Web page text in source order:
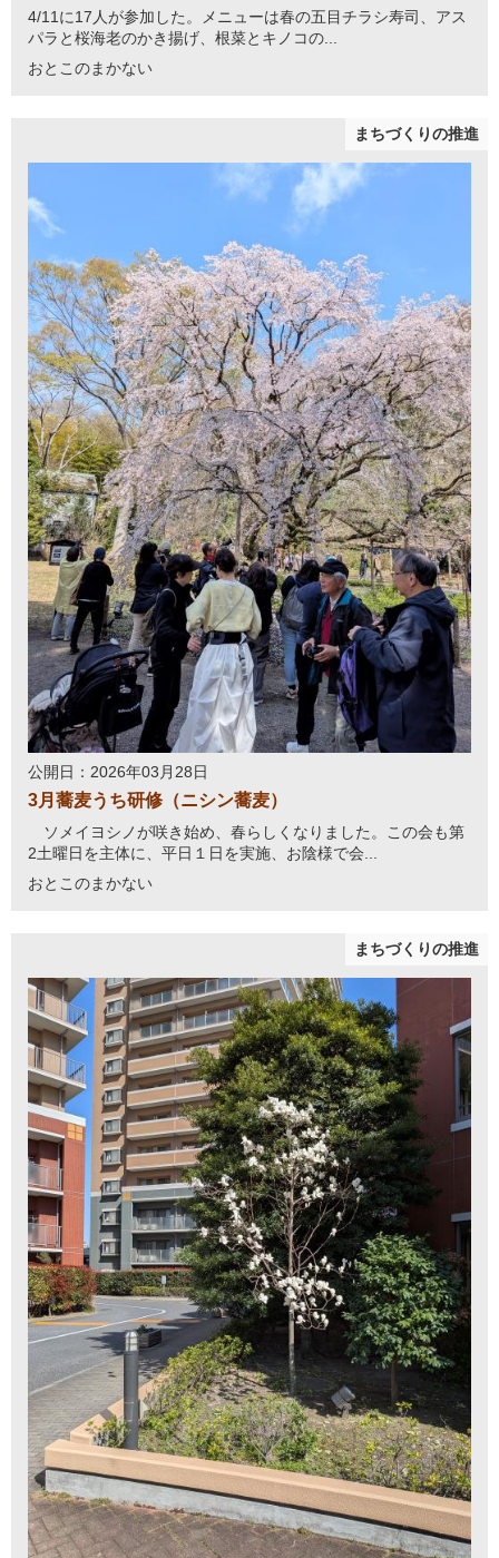
4/11に17人が参加した。メニューは春の五目チラシ寿司、アス
パラと桜海老のかき揚げ、根菜とキノコの...
おとこのまかない
まちづくりの推進
公開日：2026年03月28日
3月蕎麦うち研修（ニシン蕎麦）
ソメイヨシノが咲き始め、春らしくなりました。この会も第
2土曜日を主体に、平日１日を実施、お陰様で会...
おとこのまかない
まちづくりの推進